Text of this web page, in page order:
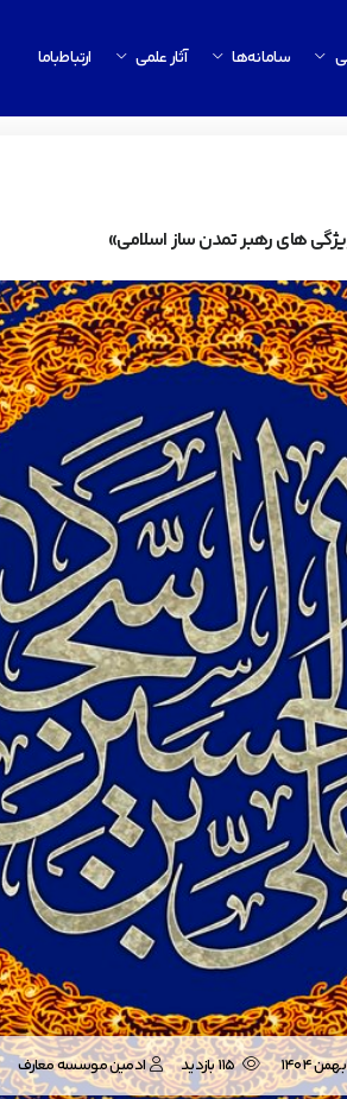
سامانه‌ها آثار علمی ارتباط‌باما
های رهبر تمدن ساز اسلامی»
115 بازدید ادمین موسسه معارف